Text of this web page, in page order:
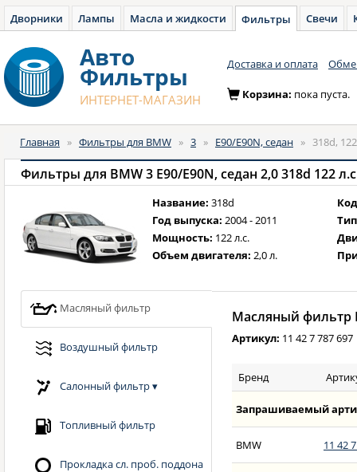
Дворники Лампы Масла и жидкости Фильтры Свечи
Авто
Фильтры
ИНТЕРНЕТ-МАГАЗИН
Доставка и оплата
Корзина: пока пуста.
Главная » Фильтры для BMW » 3 » E90/E90N, седан » 318d,
Фильтры для BMW 3 E90/E90N, седан 2,0 318d 122
Название: 318d
Год выпуска: 2004 - 2011
Мощность: 122 л.с.
Объем двигателя: 2,0 л.
Масляный фильтр
Воздушный фильтр
Салонный фильтр▾
Топливный фильтр
Прокладка сл. проб. поддона
Масляный фильтр
Артикул: 11 42 7 787 697
Бренд
Запрашиваемый
BMW 11 42